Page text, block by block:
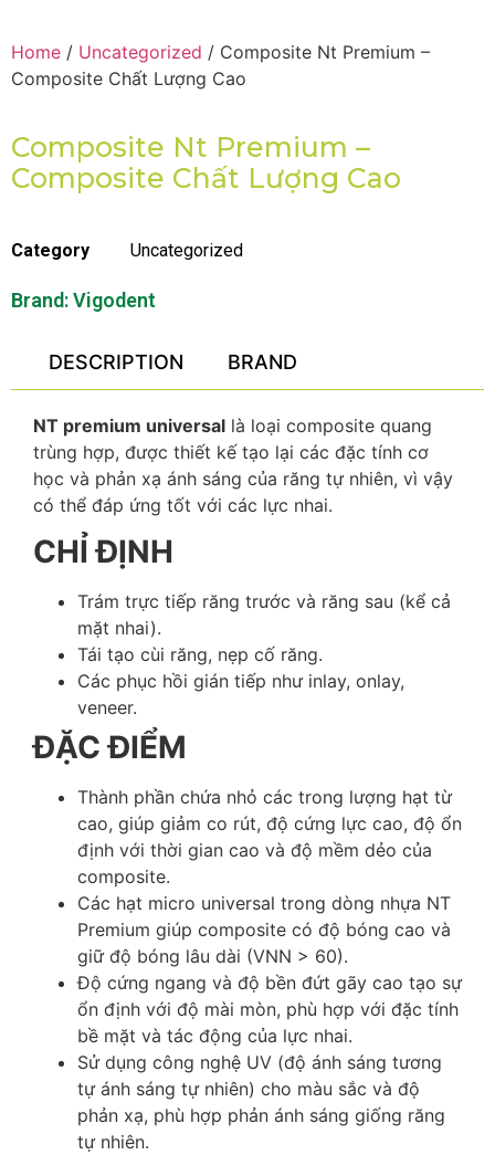
Home / Uncategorized / Composite Nt Premium –
Composite Chất Lượng Cao
Composite Nt Premium –
Composite Chất Lượng Cao
Category Uncategorized
Brand:Vigodent
DESCRIPTION BRAND
NT premium universal là loại composite quang
trùng hợp, được thiết kế tạo lại các đặc tính cơ
học và phản xạ ánh sáng của răng tự nhiên, vì vậy
có thể đáp ứng tốt với các lực nhai.
CHỈ ĐỊNH
Trám trực tiếp răng trước và răng sau (kể cả
mặt nhai).
Tái tạo cùi răng, nẹp cố răng.
Các phục hồi gián tiếp như inlay, onlay,
veneer.
ĐẶC ĐIỂM
Thành phần chứa nhỏ các trong lượng hạt từ
cao, giúp giảm co rút, độ cứng lực cao, độ ổn
định với thời gian cao và độ mềm dẻo của
composite.
Các hạt micro universal trong dòng nhựa NT
Premium giúp composite có độ bóng cao và
giữ độ bóng lâu dài (VNN > 60).
Độ cứng ngang và độ bền đứt gãy cao tạo sự
ổn định với độ mài mòn, phù hợp với đặc tính
bề mặt và tác động của lực nhai.
Sử dụng công nghệ UV (độ ánh sáng tương
tự ánh sáng tự nhiên) cho màu sắc và độ
phản xạ, phù hợp phản ánh sáng giống răng
tự nhiên.